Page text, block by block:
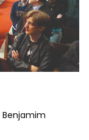
Benjamim